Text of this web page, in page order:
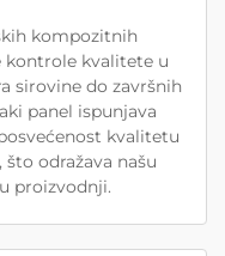
kompozitnih
kvalitete u
sirovine do završnih
panel ispunjava
kvalitetu
što odražava našu
proizvodnji.